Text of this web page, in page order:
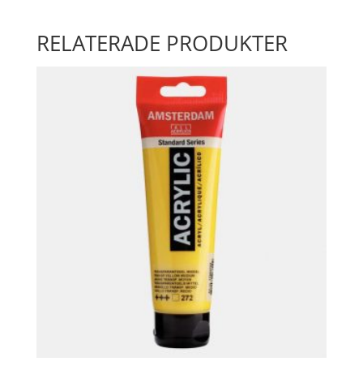
RELATERADE PRODUKTER